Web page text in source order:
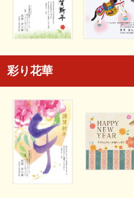
彩り花華